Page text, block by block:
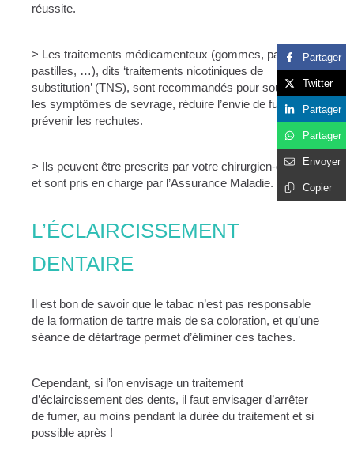
réussite.
> Les traitements médicamenteux (gommes, patchs,
pastilles, …), dits ‘traitements nicotiniques de
substitution’ (TNS), sont recommandés pour soulager
les symptômes de sevrage, réduire l’envie de fumer et
prévenir les rechutes.
> Ils peuvent être prescrits par votre chirurgien-dentiste
et sont pris en charge par l’Assurance Maladie.
L’ÉCLAIRCISSEMENT
DENTAIRE
Il est bon de savoir que le tabac n’est pas responsable
de la formation de tartre mais de sa coloration, et qu’une
séance de détartrage permet d’éliminer ces taches.
Cependant, si l’on envisage un traitement
d’éclaircissement des dents, il faut envisager d’arrêter
de fumer, au moins pendant la durée du traitement et si
possible après !
Partager
Twitter
Partager
Partager
Envoyer
Copier